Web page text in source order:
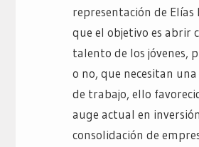
representación de Elías
que el objetivo es abrir
talento de los jóvenes,
o no, que necesitan
de trabajo, ello
auge actual en
consolidación de